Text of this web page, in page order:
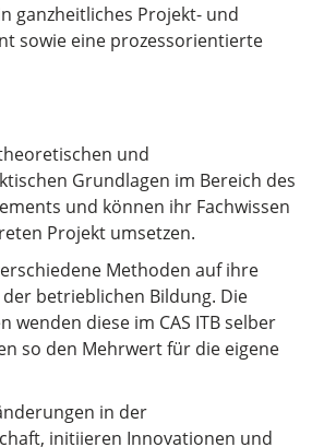
ganzheitliches Projekt- und
sowie eine prozessorientierte
und
Grundlagen im Bereich des
und können ihr Fachwissen
Projekt umsetzen.
Methoden auf ihre
betrieblichen Bildung. Die
wenden diese im CAS ITB selber
so den Mehrwert für die eigene
in der
initiieren Innovationen und